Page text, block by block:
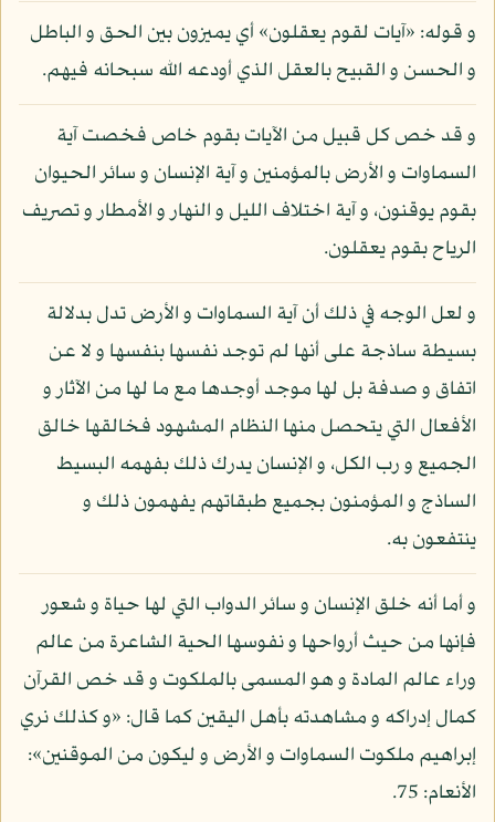
و قوله: «آيات لقوم يعقلون» أي يميزون بين الحق و الباطل
و الحسن و القبيح بالعقل الذي أودعه الله سبحانه فيهم.
و قد خص كل قبيل من الآيات بقوم خاص فخصت آية
السماوات و الأرض بالمؤمنين و آية الإنسان و سائر الحيوان
بقوم يوقنون، و آية اختلاف الليل و النهار و الأمطار و تصريف
الرياح بقوم يعقلون.
و لعل الوجه في ذلك أن آية السماوات و الأرض تدل بدلالة
بسيطة ساذجة على أنها لم توجد نفسها بنفسها و لا عن
اتفاق و صدفة بل لها موجد أوجدها مع ما لها من الآثار و
الأفعال التي يتحصل منها النظام المشهود فخالقها خالق
الجميع و رب الكل، و الإنسان يدرك ذلك بفهمه البسيط
الساذج و المؤمنون بجميع طبقاتهم يفهمون ذلك و
ينتفعون به.
و أما أنه خلق الإنسان و سائر الدواب التي لها حياة و شعور
فإنها من حيث أرواحها و نفوسها الحية الشاعرة من عالم
وراء عالم المادة و هو المسمى بالملكوت و قد خص القرآن
كمال إدراكه و مشاهدته بأهل اليقين كما قال: «و كذلك نري
إبراهيم ملكوت السماوات و الأرض و ليكون من الموقنين»:
الأنعام: 75.